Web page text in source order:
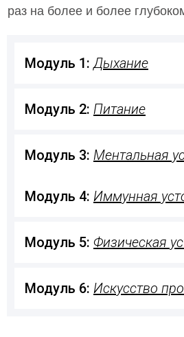
раз на более и более
Модуль 1: Дыхание
Модуль 2: Питание
Модуль 3: Ментальная
Модуль 4: Иммунная
Модуль 5: Физическая
Модуль 6: Искусство